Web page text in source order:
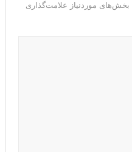
بخش‌های موردنیاز علامت‌گذاری